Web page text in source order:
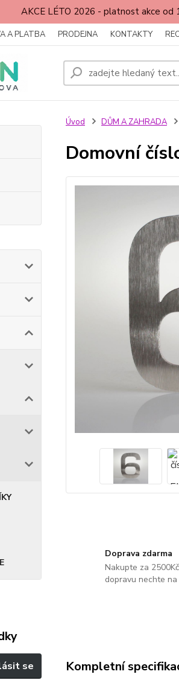
AKCE LÉTO 2026 - platnost akce od
A PLATBA PRODEJNA KONTAKTY
se
Úvod DŮM A ZAHRADA
Domovní
Doprava zdarma
Nakupte za
dopravu nechte na
Kompletní